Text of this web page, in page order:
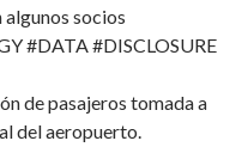
socios
#DATA #DISCLOSURE
de pasajeros tomada a
del aeropuerto.